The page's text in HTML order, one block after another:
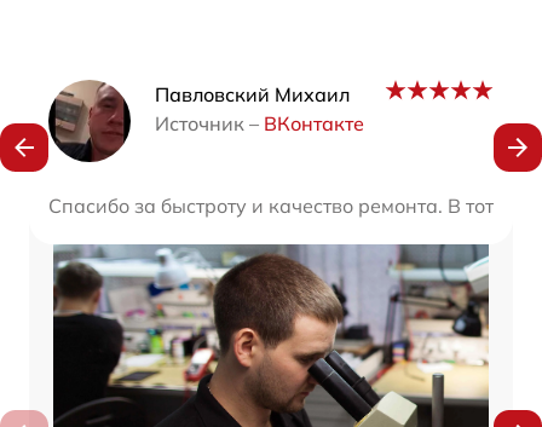
Павловский Михаил
Источник – ВКонтакте
Спасибо за быстроту и качество ремонта. В тот
Наши мастера